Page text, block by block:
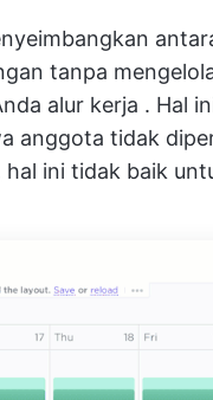
tanpa
alur kerja . Hal
anggota tidak
ini tidak baik